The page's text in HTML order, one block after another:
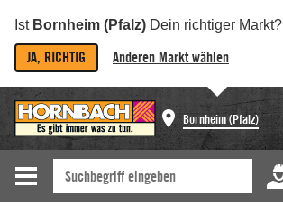
Ist Bornheim (Pfalz) Dein richtiger Markt?
JA, RICHTIG Anderen Markt wählen
Bornheim (Pfalz)